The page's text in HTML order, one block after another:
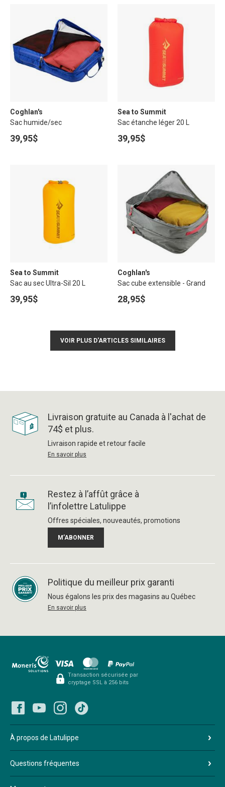
Coghlan's
Sac humide/sec
39,95$
Sea to Summit
Sac étanche léger 20 L
39,95$
Sea to Summit
Sac au sec Ultra-Sil 20 L
39,95$
Coghlan's
Sac cube extensible - Grand
28,95$
VOIR PLUS D'ARTICLES SIMILAIRES
Livraison gratuite au Canada à l'achat de
74$ et plus.
Livraison rapide et retour facile
En savoir plus
Restez à l’affût grâce à
l’infolettre Latulippe
Offres spéciales, nouveautés, promotions
M’ABONNER
Politique du meilleur prix garanti
Nous égalons les prix des magasins au Québec
En savoir plus
Transaction sécurisée par
cryptage SSL à 256 bits
À propos de Latulippe
Questions fréquentes